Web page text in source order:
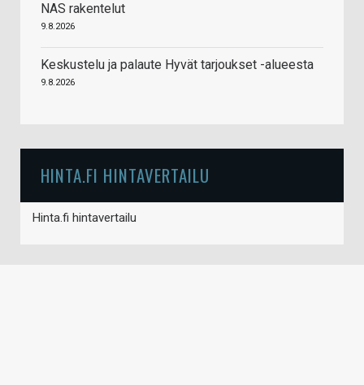
NAS rakentelut
9.8.2026
Keskustelu ja palaute Hyvät tarjoukset -alueesta
9.8.2026
HINTA.FI HINTAVERTAILU
Hinta.fi hintavertailu